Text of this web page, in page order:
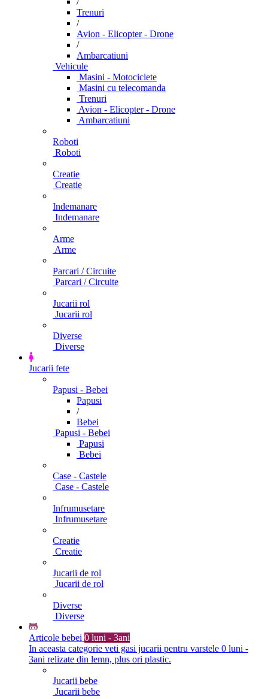
Trenuri
/
Avion - Elicopter - Drone
/
Ambarcatiuni
Vehicule
Masini - Motociclete
Masini cu telecomanda
Trenuri
Avion - Elicopter - Drone
Ambarcatiuni
Roboti
Roboti
Creatie
Creatie
Indemanare
Indemanare
Arme
Arme
Parcari / Circuite
Parcari / Circuite
Jucarii rol
Jucarii rol
Diverse
Diverse
Jucarii fete
Papusi - Bebei
Papusi
/
Bebei
Papusi - Bebei
Papusi
Bebei
Case - Castele
Case - Castele
Infrumusetare
Infrumusetare
Creatie
Creatie
Jucarii de rol
Jucarii de rol
Diverse
Diverse
Articole bebei 0 luni - 3ani
In aceasta categorie veti gasi jucarii pentru varstele 0 luni -
3ani relizate din lemn, plus ori plastic.
Jucarii bebe
Jucarii bebe